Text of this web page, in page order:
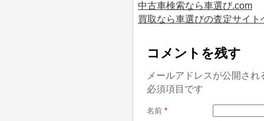
中古車検索なら車選び.com
買取なら車選びの査定サイト
コメントを残す
メールアドレスが公開さ
必須項目です
名前 *